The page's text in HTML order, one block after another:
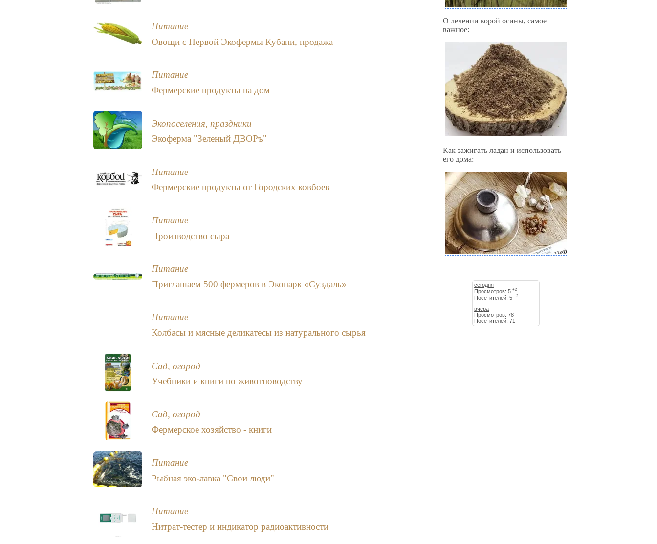
Питание
Овощи с Первой Экофермы Кубани, продажа
Питание
Фермерские продукты на дом
Экопоселения, праздники
Экоферма "Зеленый ДВОРъ"
Питание
Фермерские продукты от Городских ковбоев
Питание
Производство сыра
Питание
Приглашаем 500 фермеров в Экопарк «Суздаль»
Питание
Колбасы и мясные деликатесы из натурального сырья
Сад, огород
Учебники и книги по животноводству
Сад, огород
Фермерское хозяйство - книги
Питание
Рыбная эко-лавка "Свои люди"
Питание
Нитрат-тестер и индикатор радиоактивности
О лечении корой осины, самое
важное:
Как зажигать ладан и использовать
его дома:
сегодня
Просмотров: 5+2
Посетителей: 5+2
вчера
Просмотров: 78
Посетителей: 71